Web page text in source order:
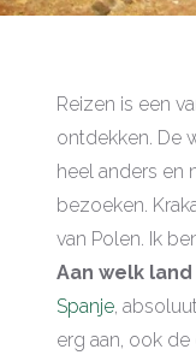
Reizen is een
ontdekken. De
heel anders en
bezoeken.
van Polen. Ik
Aan welk
Spanje,
erg aan, ook de